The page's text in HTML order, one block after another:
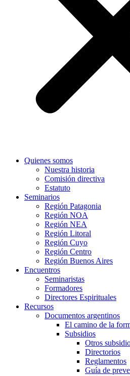
Quienes somos
Nuestra historia
Comisión directiva
Estatuto
Seminarios
Región Patagonia
Región NOA
Región NEA
Región Litoral
Región Cuyo
Región Centro
Región Buenos Aires
Encuentros
Seminaristas
Formadores
Directores Espirituales
Recursos
Documentos argentinos
El camino de la
Subsidios
Otros
Directorios
Reglamentos
Guía de